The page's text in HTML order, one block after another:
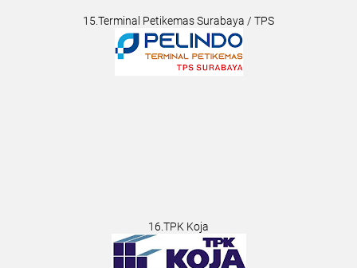
15.Terminal Petikemas Surabaya / TPS
16.TPK Koja